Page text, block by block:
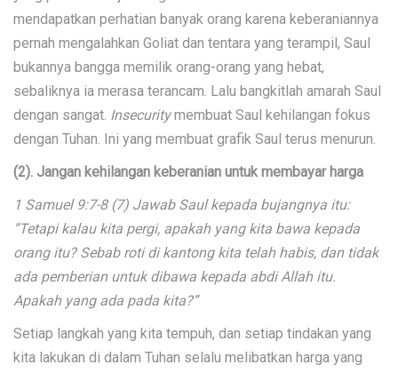
mendapatkan perhatian banyak orang karena keberaniannya
pernah mengalahkan Goliat dan tentara yang terampil, Saul
bukannya bangga memilik orang-orang yang hebat,
sebaliknya ia merasa terancam. Lalu bangkitlah amarah Saul
dengan sangat. Insecuritymembuat Saul kehilangan fokus
dengan Tuhan. Ini yang membuat grafik Saul terus menurun.
(2). Jangan kehilangan keberanian untuk membayar harga
1 Samuel 9:7-8 (7) Jawab Saul kepada bujangnya itu:
“Tetapi kalau kita pergi, apakah yang kita bawa kepada
orang itu? Sebab roti di kantong kita telah habis, dan tidak
ada pemberian untuk dibawa kepada abdi Allah itu.
Apakah yang ada pada kita?”
Setiap langkah yang kita tempuh, dan setiap tindakan yang
kita lakukan di dalam Tuhan selalu melibatkan harga yang